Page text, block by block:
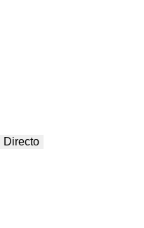
Directo